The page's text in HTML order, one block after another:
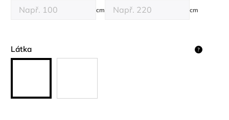
cm cm
Látka ?